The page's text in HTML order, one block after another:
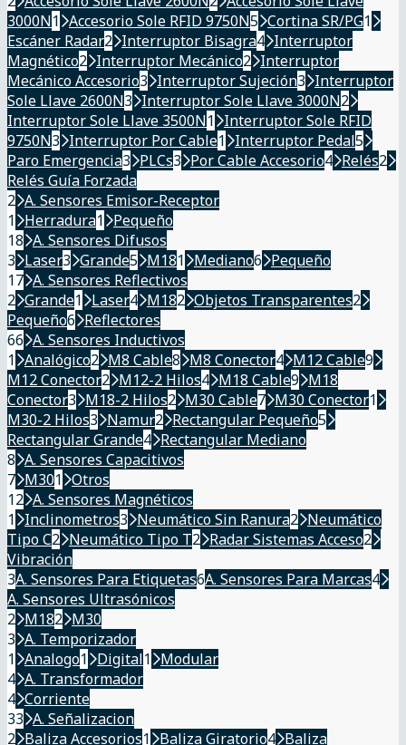
3000N1 Accesorio Sole RFID 9750N5 Cortina SR/PG1
Escáner Radar2 Interruptor Bisagra4 Interruptor
Magnético2 Interruptor Mecánico2 Interruptor
Mecánico Accesorio3 Interruptor Sujeción3 Interruptor
Sole Llave 2600N3 Interruptor Sole Llave 3000N2
Interruptor Sole Llave 3500N1 Interruptor Sole RFID
9750N3 Interruptor Por Cable1 Interruptor Pedal5
Paro Emergencia3 PLCs3 Por Cable Accesorio4 Relés2
Relés Guía Forzada
2 A. Sensores Emisor-Receptor
1 Herradura1 Pequeño
18 A. Sensores Difusos
3 Laser3 Grande5 M181 Mediano6 Pequeño
17 A. Sensores Reflectivos
2 Grande1 Laser4 M182 Objetos Transparentes2
Pequeño6 Reflectores
66 A. Sensores Inductivos
1 Analógico2 M8 Cable8 M8 Conector4 M12 Cable9
M12 Conector2 M12-2 Hilos4 M18 Cable9 M18
Conector3 M18-2 Hilos2 M30 Cable7 M30 Conector1
M30-2 Hilos3 Namur2 Rectangular Pequeño5
Rectangular Grande4 Rectangular Mediano
8 A. Sensores Capacitivos
7 M301 Otros
12 A. Sensores Magnéticos
1 Inclinometros3 Neumático Sin Ranura2 Neumático
Tipo C2 Neumático Tipo T2 Radar Sistemas Acceso2
Vibración
3A. Sensores Para Etiquetas6A. Sensores Para Marcas4
A. Sensores Ultrasónicos
2 M182 M30
3 A. Temporizador
1 Analogo1 Digital1 Modular
4 A. Transformador
4 Corriente
33 A. Señalizacion
2 Baliza Accesorios1 Baliza Giratorio4 Baliza